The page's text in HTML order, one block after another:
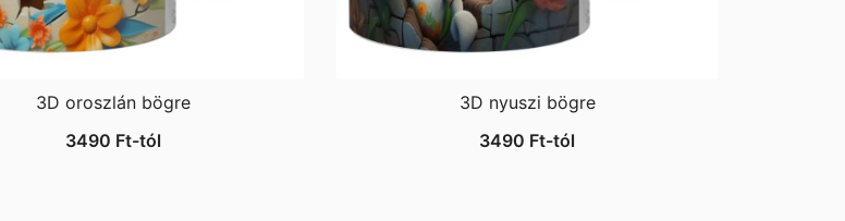
3D oroszlán bögre
3490 Ft-tól
3D nyuszi bögre
3490 Ft-tól